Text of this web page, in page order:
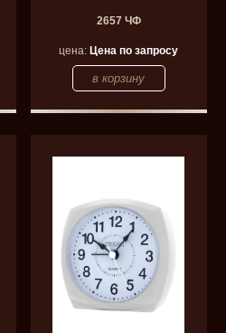
2657 ЧФ
цена: Цена по запросу